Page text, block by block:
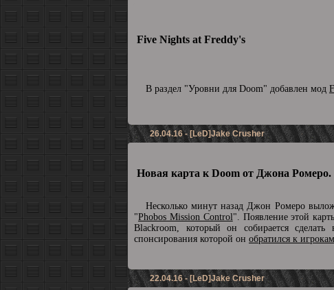
Five Nights at Freddy's
В раздел "Уровни для Doom" добавлен мод
26.04.16 - [LeD]Jake Crusher
Новая карта к Doom от Джона Ромеро.
Несколько минут назад Джон Ромеро
"Phobos Mission Control". Появление этой
Blackroom, который он собирается
спонсирования которой он обратился к
22.04.16 - [LeD]Jake Crusher